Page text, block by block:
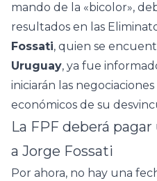
mando de la «bicolor»,
resultados en las
Fossati, quien se
Uruguay, ya fue
iniciarán las
económicos de su
La FPF deberá
a Jorge Fossati
Por ahora, no hay una